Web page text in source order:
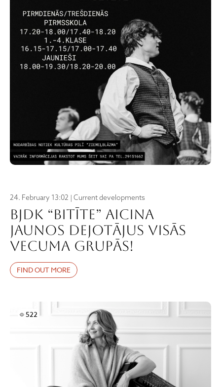
24. February 13:02 | Current developments
BJDK “Bitīte” aicina
jaunos dejotājus visās
vecuma grupās!
FIND OUT MORE
522